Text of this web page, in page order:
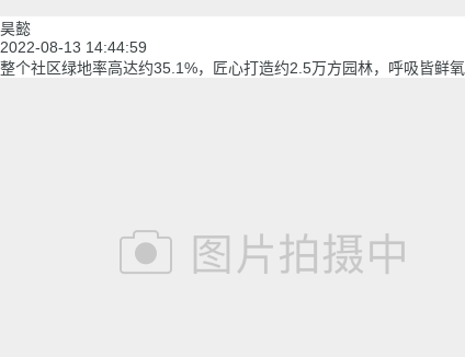
昊懿
2022-08-13 14:44:59
整个社区绿地率高达约35.1%，匠心打造约2.5万方园林，呼吸皆鲜